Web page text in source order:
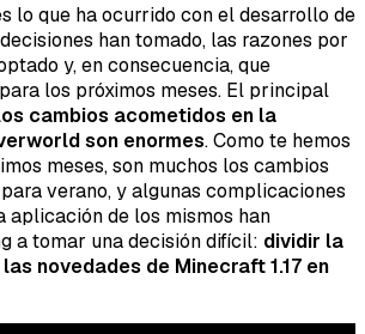
lo que ha ocurrido con el desarrollo de
decisiones han tomado, las razones por
y, en consecuencia, que
los próximos meses. El principal
cambios acometidos en la
son enormes. Como te hemos
meses, son muchos los cambios
verano, y algunas complicaciones
aplicación de los mismos han
a tomar una decisión difícil: dividir la
novedades de Minecraft 1.17 en